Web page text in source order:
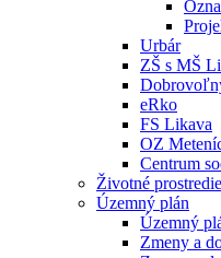
Urbár
ZŠ s MŠ
eRko
FS Likava
OZ
Centrum
Životné prostredie
Územný plán
Územný
Zmeny a